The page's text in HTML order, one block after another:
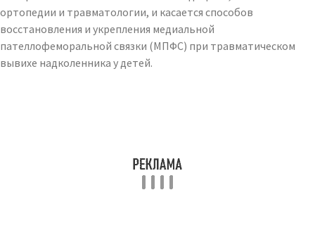
ортопедии и травматологии, и касается способов
восстановления и укрепления медиальной
пателлофеморальной связки (МПФС) при травматическом
вывихе надколенника у детей.